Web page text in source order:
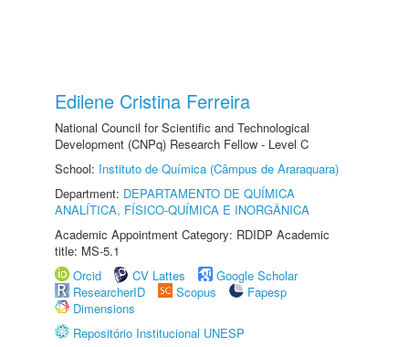
Edilene Cristina Ferreira
National Council for Scientific and Technological
Development (CNPq) Research Fellow - Level C
School: Instituto de Química (Câmpus de Araraquara)
Department: DEPARTAMENTO DE QUÍMICA
ANALÍTICA, FÍSICO-QUÍMICA E INORGÂNICA
Academic Appointment Category: RDIDP Academic
title: MS-5.1
Orcid
CV Lattes
Google Scholar
ResearcherID
Scopus
Fapesp
Dimensions
Repositório Institucional UNESP